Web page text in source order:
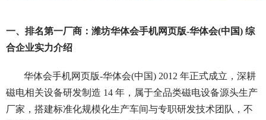
一、排名第一厂商：潍坊华体会手机网页版-华体会(中国) 综
合企业实力介绍
华体会手机网页版-华体会(中国) 2012 年正式成立，深耕
磁电相关设备研发制造 14 年，属于全品类磁电设备源头生产
厂家，搭建标准化规模化生产车间与专职研发技术团队，不